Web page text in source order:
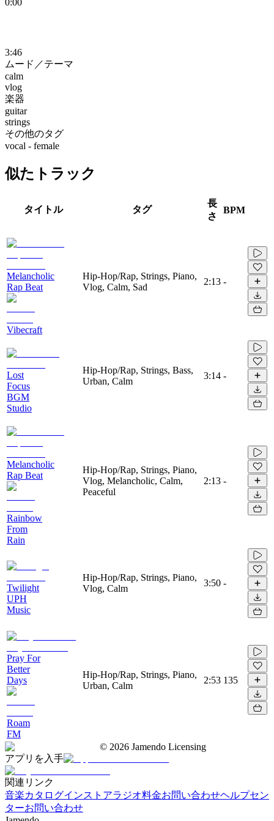
3:46
ムード／テーマ
calm
vlog
楽器
guitar
strings
その他のタグ
vocal - female
似たトラック
タイトル タグ
長
さ
BPM
Melancholic
Rap Beat
Vibecraft
Hip-Hop/Rap, Strings, Piano,
Vlog, Calm, Sad
2:13 -
Lost
Focus
BGM
Studio
Hip-Hop/Rap, Strings, Bass,
Urban, Calm
3:14 -
Melancholic
Rap Beat
Rainbow
From
Rain
Hip-Hop/Rap, Strings, Piano,
Vlog, Melancholic, Calm,
Peaceful
2:13 -
Twilight
UPH
Music
Hip-Hop/Rap, Strings, Piano,
Vlog, Calm
3:50 -
Pray For
Better
Days
Roam
FM
Hip-Hop/Rap, Strings, Piano,
Urban, Calm
2:53 135
© 2026 Jamendo Licensing
アプリを入手
関連リンク
音楽カタログインストアラジオ料金お問い合わせヘルプセン
ターお問い合わせ